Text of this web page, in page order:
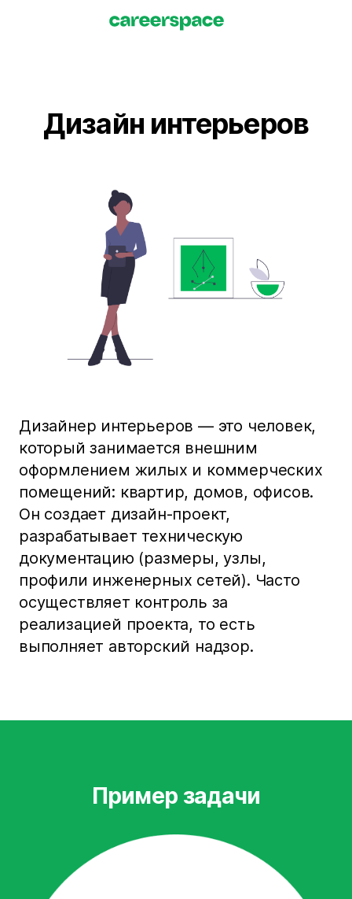
Дизайн интерьеров
Дизайнер интерьеров — это человек,
который занимается внешним
оформлением жилых и коммерческих
помещений: квартир, домов, офисов.
Он создает дизайн-проект,
разрабатывает техническую
документацию (размеры, узлы,
профили инженерных сетей). Часто
осуществляет контроль за
реализацией проекта, то есть
выполняет авторский надзор.
Пример задачи